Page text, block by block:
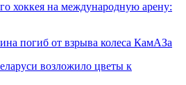
хоккея на международную арену:
погиб от взрыва колеса КамАЗа
возложило цветы к